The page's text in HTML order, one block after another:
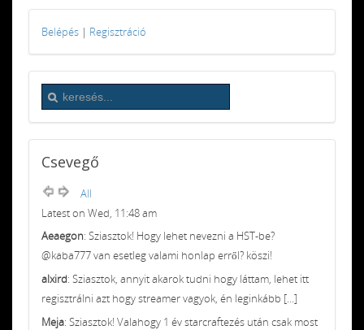
Belépés | Regisztráció
Csevegő
All
Latest on Wed, 11:48 am
Aeaegon: Sziasztok! Hogy lehet nevezni a HST-be?
@kaba777 van esetleg valami honlap erről? köszi!
alxird: Sziasztok, annyit akarok tudni hogy láttam, lehet itt
regisztrálni azt hogy streamer vagyok, én leginkább [...]
Meja: Sziasztok! Valahogy 1 év starcraftezés után csak most